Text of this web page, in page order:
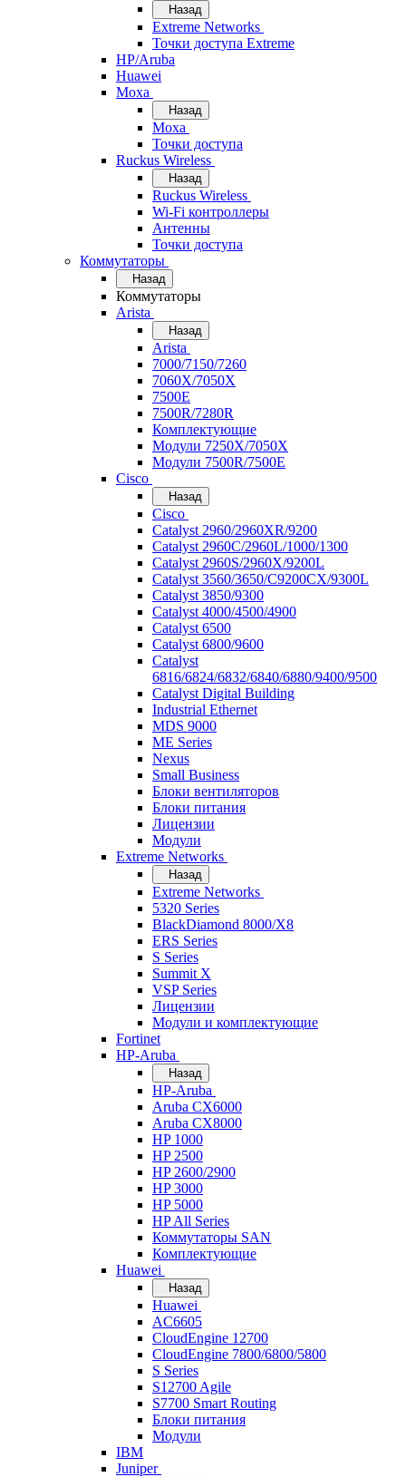
Назад
Extreme Networks
Точки доступа Extreme
HP/Aruba
Huawei
Moxa
Назад
Moxa
Точки доступа
Ruckus Wireless
Назад
Ruckus Wireless
Wi-Fi контроллеры
Антенны
Точки доступа
Коммутаторы
Назад
Коммутаторы
Arista
Назад
Arista
7000/7150/7260
7060X/7050X
7500E
7500R/7280R
Комплектующие
Модули 7250X/7050X
Модули 7500R/7500E
Cisco
Назад
Cisco
Catalyst 2960/2960XR/9200
Catalyst 2960C/2960L/1000/1300
Catalyst 2960S/2960X/9200L
Catalyst 3560/3650/C9200CX/9300L
Catalyst 3850/9300
Catalyst 4000/4500/4900
Catalyst 6500
Catalyst 6800/9600
Catalyst
6816/6824/6832/6840/6880/9400/9500
Catalyst Digital Building
Industrial Ethernet
MDS 9000
ME Series
Nexus
Small Business
Блоки вентиляторов
Блоки питания
Лицензии
Модули
Extreme Networks
Назад
Extreme Networks
5320 Series
BlackDiamond 8000/X8
ERS Series
S Series
Summit X
VSP Series
Лицензии
Модули и комплектующие
Fortinet
HP-Aruba
Назад
HP-Aruba
Aruba CX6000
Aruba CX8000
HP 1000
HP 2500
HP 2600/2900
HP 3000
HP 5000
HP All Series
Коммутаторы SAN
Комплектующие
Huawei
Назад
Huawei
AC6605
CloudEngine 12700
CloudEngine 7800/6800/5800
S Series
S12700 Agile
S7700 Smart Routing
Блоки питания
Модули
IBM
Juniper